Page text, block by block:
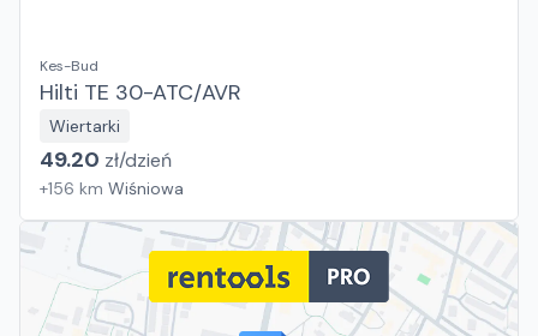
Kes-Bud
Hilti TE 30-ATC/AVR
Wiertarki
49.20 zł/dzień
+156 km Wiśniowa